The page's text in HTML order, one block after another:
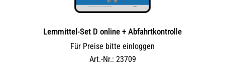
Lernmittel-Set D online + Abfahrtkontrolle
Für Preise bitte einloggen
Art.-Nr.: 23709